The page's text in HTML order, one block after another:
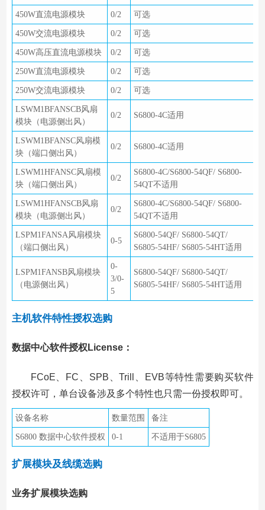
450W直流电源模块 0/2 可选
450W交流电源模块 0/2 可选
450W高压直流电源模块 0/2 可选
250W直流电源模块 0/2 可选
250W交流电源模块 0/2 可选
LSWM1BFANSCB风扇
模块（电源侧出风）
0/2 S6800-4C适用
LSWM1BFANSC风扇模
块（端口侧出风）
0/2 S6800-4C适用
LSWM1HFANSC风扇模
块（端口侧出风）
0/2
S6800-4C/S6800-54QF/ S6800-
54QT不适用
LSWM1HFANSCB风扇
模块（电源侧出风）
0/2
S6800-4C/S6800-54QF/ S6800-
54QT不适用
LSPM1FANSA风扇模块
（端口侧出风）
0-5
S6800-54QF/ S6800-54QT/
S6805-54HF/ S6805-54HT适用
LSPM1FANSB风扇模块
（电源侧出风）
0-
3/0-
5
S6800-54QF/ S6800-54QT/
S6805-54HF/ S6805-54HT适用
主机软件特性授权选购
数据中心软件授权License：
FCoE、FC、SPB、Trill、EVB等特性需要购买软件
授权许可，单台设备涉及多个特性也只需一份授权即可。
设备名称 数量范围 备注
S6800 数据中心软件授权 0-1 不适用于S6805
扩展模块及线缆选购
业务扩展模块选购